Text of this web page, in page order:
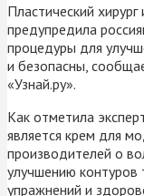
Пластический
предупредила
процедуры для
и безопасны,
«Узнай.ру».
Как отметила
является крем для
производителей о
улучшению контуров
упражнений и